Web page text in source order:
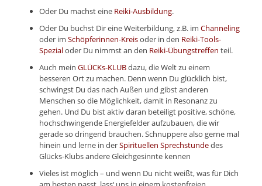
Oder Du machst eine Reiki-Ausbildung.
Oder Du buchst Dir eine Weiterbildung, z.B. im Channeling
oder im Schöpferinnen-Kreisoder in den Reiki-Tools-
Spezialoder Du nimmst an den Reiki-Übungstreffen teil.
Auch mein GLÜCKs-KLUBdazu, die Welt zu einem
besseren Ort zu machen. Denn wenn Du glücklich bist,
schwingst Du das nach Außen und gibst anderen
Menschen so die Möglichkeit, damit in Resonanz zu
gehen. Und Du bist aktiv daran beteiligt positive, schöne,
hochschwingende Energiefelder aufzubauen, die wir
gerade so dringend brauchen. Schnuppere also gerne mal
hinein und lerne in derSpirituellen Sprechstundedes
Glücks-Klubs andere Gleichgesinnte kennen
Vieles ist möglich – und wenn Du nicht weißt, was für Dich